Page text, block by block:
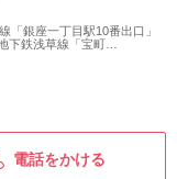
「銀座一丁目駅10番出口」
下鉄浅草線「宝町…
電話をかける